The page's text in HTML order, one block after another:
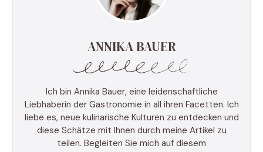
ANNIKA BAUER
Ich bin Annika Bauer, eine leidenschaftliche
Liebhaberin der Gastronomie in all ihren Facetten. Ich
liebe es, neue kulinarische Kulturen zu entdecken und
diese Schätze mit Ihnen durch meine Artikel zu
teilen. Begleiten Sie mich auf diesem